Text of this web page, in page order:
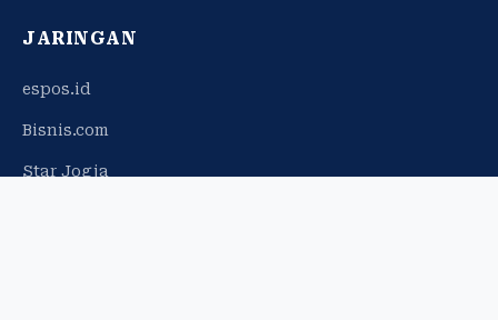
JARINGAN
espos.id
Bisnis.com
Star Jogja